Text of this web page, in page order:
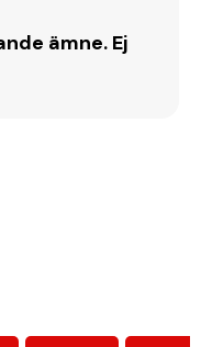
ämne. Ej